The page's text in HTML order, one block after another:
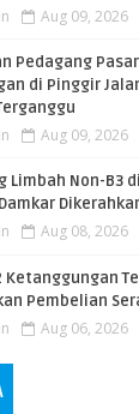
Aug 09, 2026
Pedagang
di Pinggir
Aug 09, 2026
Limbah Non-B3
Aug 08, 2026
Ketanggungan
Pembelian
Aug 06, 2026